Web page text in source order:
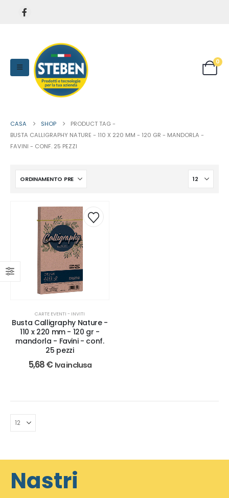
0
CASA SHOP
PRODUCT TAG -
BUSTA CALLIGRAPHY NATURE - 110 X 220 MM - 120 GR - MANDORLA -
FAVINI - CONF. 25 PEZZI
CARTE EVENTI - INVITI
Busta Calligraphy Nature -
110 x 220 mm - 120 gr -
mandorla - Favini - conf.
25 pezzi
5,68€ Iva inclusa
Nastri